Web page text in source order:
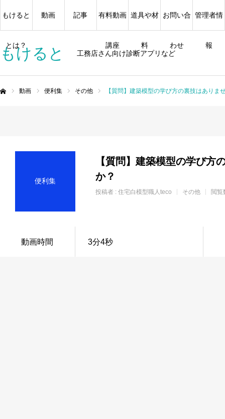
もけると 工務店さん向け診断アプリなど
もけると
とは？
動画 記事 有料動画
講座
道具や材
料
お問い合
わせ
管理者情
報
動画 便利集 その他 【質問】建築模型の学び方の裏技はありま
便利集
【質問】建築模型の学び方
か？
投稿者 : 住宅白模型職人teco その他 閲覧
動画時間 3分4秒